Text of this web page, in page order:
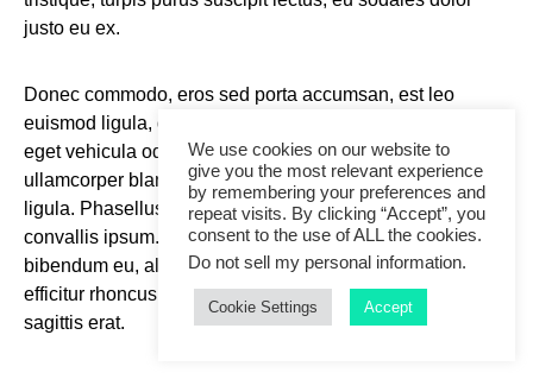
justo eu ex.
Donec commodo, eros sed porta accumsan, est leo
euismod ligula, quis rhoncus tellus sem ut risus. Morbi
eget vehicula odio. Etiam vestibulum libero scelerisque
ullamcorper blandit. Cras at blandit nibh, eget rhoncus
ligula. Phasellus in dolor vel sem laoreet tincidunt ut
convallis ipsum. Praesent orci felis, lacinia quis
bibendum eu, aliquet eget lorem. Aenean in orci nec nunc
efficitur rhoncus. Nullam et purus luctus, dictum quam at,
sagittis erat.
We use cookies on our website to
give you the most relevant experience
by remembering your preferences and
repeat visits. By clicking “Accept”, you
consent to the use of ALL the cookies.
Do not sell my personal information.
Cookie Settings Accept